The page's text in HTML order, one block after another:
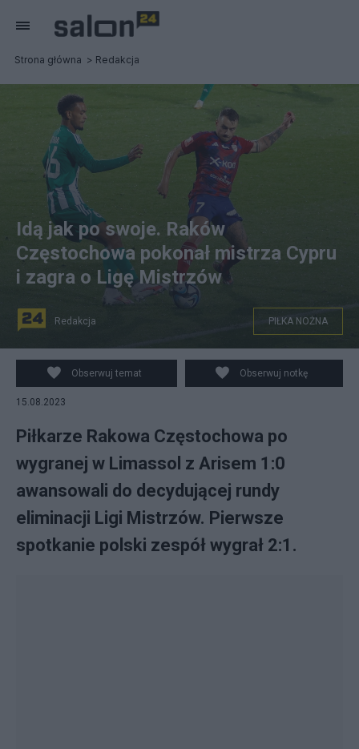
Strona główna Redakcja
na zdjęciu: Piłkarz Rakowa Częstochowa Fran Tudor (P) i
Jaden Montnor (L) z Arisu Limassol podczas meczu 3.
rundy eliminacji Ligi Mistrzów.
Idą jak po swoje. Raków
Częstochowa pokonał mistrza Cypru
i zagra o Ligę Mistrzów
Redakcja PIŁKA NOŻNA
Obserwuj temat Obserwuj notkę
15.08.2023
Piłkarze Rakowa Częstochowa po
wygranej w Limassol z Arisem 1:0
awansowali do decydującej rundy
eliminacji Ligi Mistrzów. Pierwsze
spotkanie polski zespół wygrał 2:1.